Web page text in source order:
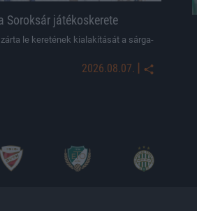
Soroksár játékoskerete
le keretének kialakítását a sárga-
2026.08.07. |